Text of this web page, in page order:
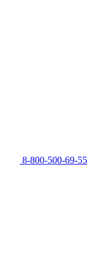
8-800-500-69-55